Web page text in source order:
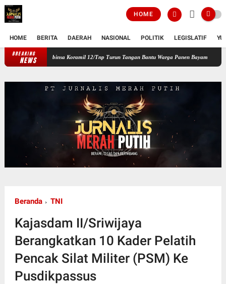
HOME
HOME BERITA DAERAH NASIONAL POLITIK LEGISLATIF
BREAKING
NEWS
Babinsa Koramil 12/Tnp Turun Tangan Bantu Warga Panen Bayam Perkuat
Beranda TNI
Kajasdam II/Sriwijaya
Berangkatkan 10 Kader Pelatih
Pencak Silat Militer (PSM) Ke
Pusdikpassus